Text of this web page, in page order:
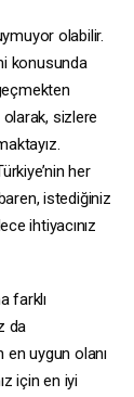
olabilir.
konusunda
olarak, sizlere
her
istediğiniz
ihtiyacınız
farklı
da
en uygun olanı
için en iyi